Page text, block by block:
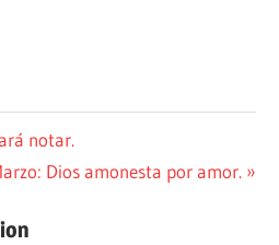
notar.
Dios amonesta por amor.